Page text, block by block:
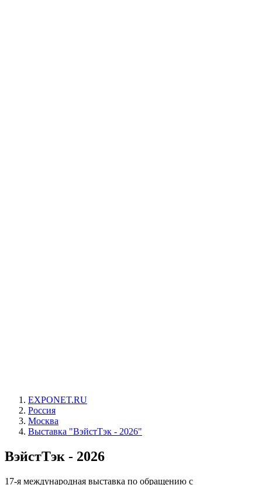
EXPONET.RU
Россия
Москва
Выставка "ВэйстТэк - 2026"
ВэйстТэк - 2026
17-я международная выставка по обращению с